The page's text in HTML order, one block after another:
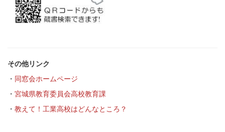
その他リンク
・ 同窓会ホームページ
・ 宮城県教育委員会高校教育課
・ 教えて！工業高校はどんなところ？